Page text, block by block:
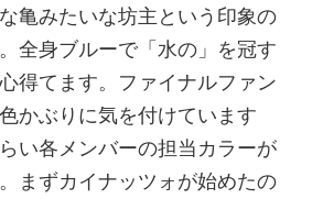
亀みたいな坊主という印象の
全身ブルーで「水の」を冠す
得てます。ファイナルファン
かぶりに気を付けています
い各メンバーの担当カラーが
まずカイナッツォが始めたの